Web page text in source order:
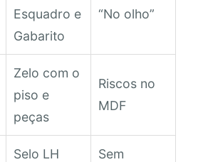
Esquadro e
Gabarito
“No olho”
Zelo com o
piso e
peças
Riscos no
MDF
Selo LH
Sem